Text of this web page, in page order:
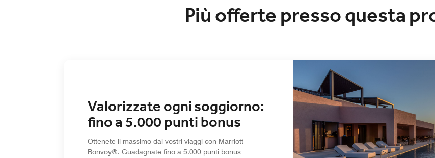
Più offerte presso questa
Valorizzate ogni soggiorno:
fino a 5.000 punti bonus
Ottenete il massimo dai vostri viaggi con Marriott
Bonvoy®. Guadagnate fino a 5.000 punti bonus